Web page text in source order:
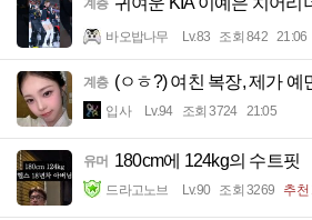
계층
바오밥나무 Lv.83 조회 842 21:06
계층 (ㅇㅎ?) 여친 복장, 제가 예
입사 Lv.94 조회 3724 21:05
유머 180cm에 124kg의 수트핏
드라고노브 Lv.90 조회 3269 추천